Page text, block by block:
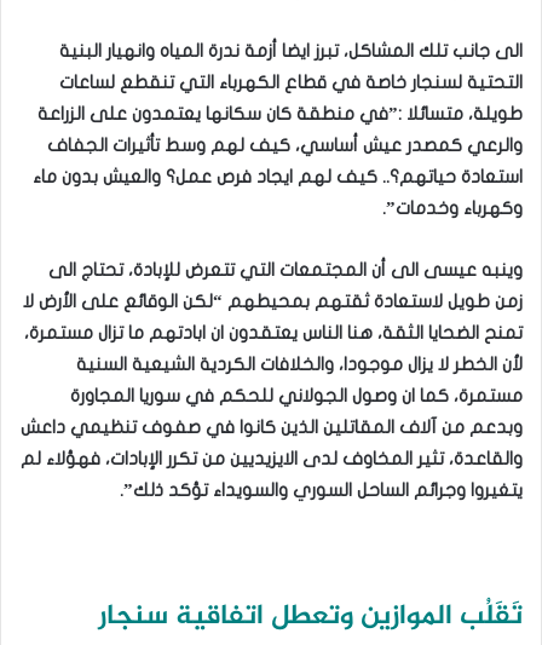
الى جانب تلك المشاكل، تبرز ايضا أزمة ندرة المياه وانهيار البنية
التحتية لسنجار خاصة في قطاع الكهرباء التي تنقطع لساعات
طويلة، متسائلا :”في منطقة كان سكانها يعتمدون على الزراعة
والرعي كمصدر عيش أساسي، كيف لهم وسط تأثيرات الجفاف
استعادة حياتهم؟.. كيف لهم ايجاد فرص عمل؟ والعيش بدون ماء
وكهرباء وخدمات”.
وينبه عيسى الى أن المجتمعات التي تتعرض للإبادة، تحتاج الى
زمن طويل لاستعادة ثقتهم بمحيطهم “لكن الوقائع على الأرض لا
تمنح الضحايا الثقة، هنا الناس يعتقدون ان ابادتهم ما تزال مستمرة،
لأن الخطر لا يزال موجودا، والخلافات الكردية الشيعية السنية
مستمرة، كما ان وصول الجولاني للحكم في سوريا المجاورة
وبدعم من آلاف المقاتلين الذين كانوا في صفوف تنظيمي داعش
والقاعدة، تثير المخاوف لدى الايزيديين من تكرر الإبادات، فهؤلاء لم
يتغيروا وجرائم الساحل السوري والسويداء تؤكد ذلك”.
تَقَلُب الموازين وتعطل اتفاقية سنجار